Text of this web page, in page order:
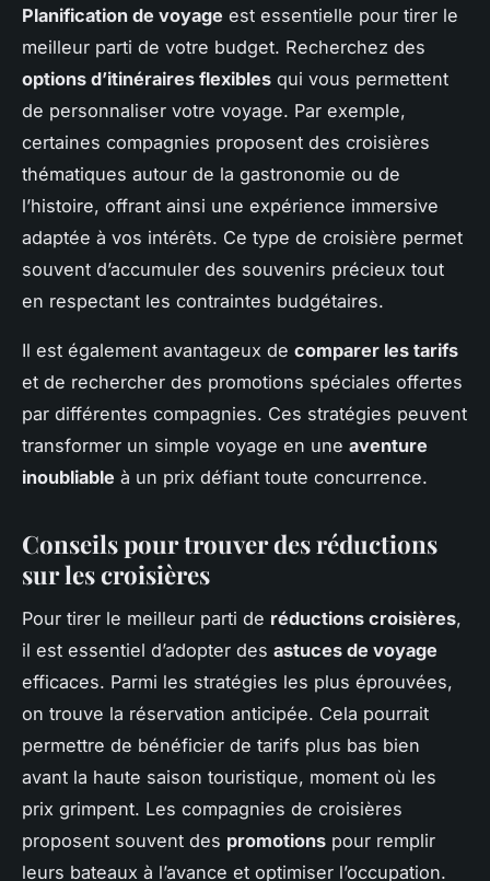
Planification de voyage est essentielle pour tirer le
meilleur parti de votre budget. Recherchez des
options d’itinéraires flexibles qui vous permettent
de personnaliser votre voyage. Par exemple,
certaines compagnies proposent des croisières
thématiques autour de la gastronomie ou de
l’histoire, offrant ainsi une expérience immersive
adaptée à vos intérêts. Ce type de croisière permet
souvent d’accumuler des souvenirs précieux tout
en respectant les contraintes budgétaires.
Il est également avantageux de comparer les tarifs
et de rechercher des promotions spéciales offertes
par différentes compagnies. Ces stratégies peuvent
transformer un simple voyage en une aventure
inoubliable à un prix défiant toute concurrence.
Conseils pour trouver des réductions
sur les croisières
Pour tirer le meilleur parti de réductions croisières,
il est essentiel d’adopter des astuces de voyage
efficaces. Parmi les stratégies les plus éprouvées,
on trouve la réservation anticipée. Cela pourrait
permettre de bénéficier de tarifs plus bas bien
avant la haute saison touristique, moment où les
prix grimpent. Les compagnies de croisières
proposent souvent des promotions pour remplir
leurs bateaux à l’avance et optimiser l’occupation.